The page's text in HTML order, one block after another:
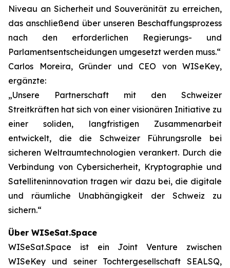
Niveau an Sicherheit und Souveränität zu erreichen,
das anschließend über unseren Beschaffungsprozess
nach den erforderlichen Regierungs- und
Parlamentsentscheidungen umgesetzt werden muss.“
Carlos Moreira, Gründer und CEO von WISeKey,
ergänzte:
„Unsere Partnerschaft mit den Schweizer
Streitkräften hat sich von einer visionären Initiative zu
einer soliden, langfristigen Zusammenarbeit
entwickelt, die die Schweizer Führungsrolle bei
sicheren Weltraumtechnologien verankert. Durch die
Verbindung von Cybersicherheit, Kryptographie und
Satelliteninnovation tragen wir dazu bei, die digitale
und räumliche Unabhängigkeit der Schweiz zu
sichern.“
Über WISeSat.Space
WISeSat.Space ist ein Joint Venture zwischen
WISeKey und seiner Tochtergesellschaft SEALSQ,